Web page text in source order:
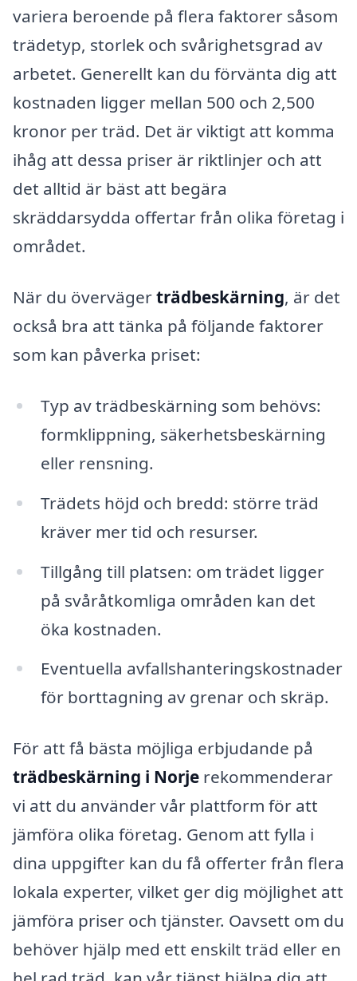
variera beroende på flera faktorer såsom
trädetyp, storlek och svårighetsgrad av
arbetet. Generellt kan du förvänta dig att
kostnaden ligger mellan 500 och 2,500
kronor per träd. Det är viktigt att komma
ihåg att dessa priser är riktlinjer och att
det alltid är bäst att begära
skräddarsydda offertar från olika företag i
området.
När du övervägerträdbeskärning, är det
också bra att tänka på följande faktorer
som kan påverka priset:
Typ av trädbeskärning som behövs:
formklippning, säkerhetsbeskärning
eller rensning.
Trädets höjd och bredd: större träd
kräver mer tid och resurser.
Tillgång till platsen: om trädet ligger
på svåråtkomliga områden kan det
öka kostnaden.
Eventuella avfallshanteringskostnader
för borttagning av grenar och skräp.
För att få bästa möjliga erbjudande på
trädbeskärning i Norje rekommenderar
vi att du använder vår plattform för att
jämföra olika företag. Genom att fylla i
dina uppgifter kan du få offerter från flera
lokala experter, vilket ger dig möjlighet att
jämföra priser och tjänster. Oavsett om du
behöver hjälp med ett enskilt träd eller en